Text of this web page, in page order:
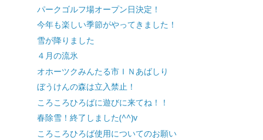
パークゴルフ場オープン日決定！
今年も楽しい季節がやってきました！
雪が降りました
４月の流氷
オホーツクみんたる市ＩＮあばしり
ぼうけんの森は立入禁止！
ころころひろばに遊びに来てね！！
春除雪！終了しました(^^)v
ころころひろば使用についてのお願い